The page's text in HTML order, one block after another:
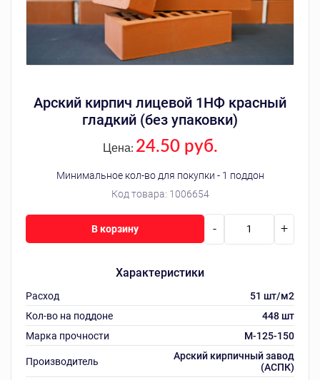
Арский кирпич лицевой 1НФ красный
гладкий (без упаковки)
Код товара: 1006654
Цена: 24.50 руб.
Минимальное кол-во для покупки - 1 поддон
Характеристики
Расход
51 шт/м2
Кол-во на поддоне
448 шт
Марка прочности
M-125-150
Производитель
Арский кирпичный завод
(АСПК)
- +
В корзину